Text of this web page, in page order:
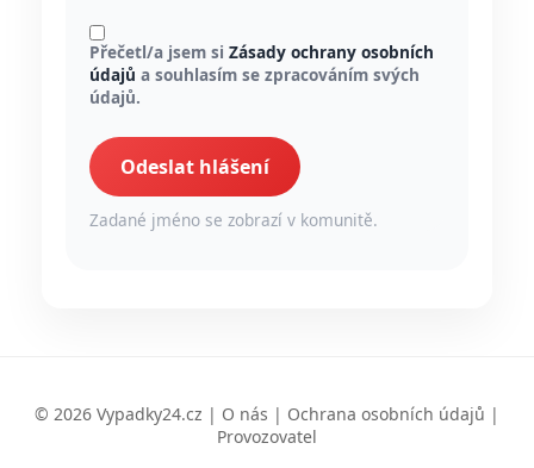
Přečetl/a jsem si Zásady ochrany osobních
údajů a souhlasím se zpracováním svých
údajů.
Odeslat hlášení
Zadané jméno se zobrazí v komunitě.
© 2026 Vypadky24.cz | O nás | Ochrana osobních údajů |
Provozovatel